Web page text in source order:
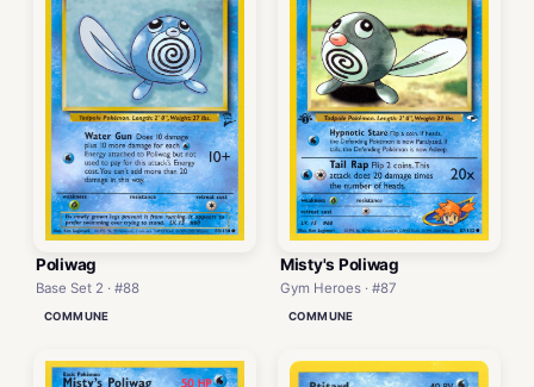
Poliwag
Base Set 2 · #88
COMMUNE
Misty's Poliwag
Gym Heroes · #87
COMMUNE